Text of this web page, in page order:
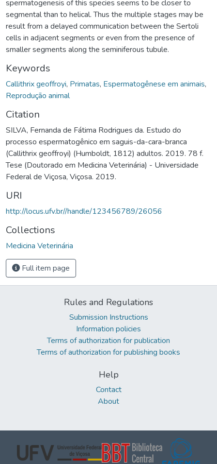
spermatogenesis of this species seems to be closer to
segmental than to helical. Thus the multiple stages may be
result from a delayed communication between the Sertoli
cells in adjacent segments or even from the presence of
smaller segments along the seminiferous tubule.
Keywords
Callithrix geoffroyi, Primatas, Espermatogênese em animais,
Reprodução animal
Citation
SILVA, Fernanda de Fátima Rodrigues da. Estudo do
processo espermatogênico em saguis-da-cara-branca
(Callithrix geoffroyi) (Humboldt, 1812) adultos. 2019. 78 f.
Tese (Doutorado em Medicina Veterinária) - Universidade
Federal de Viçosa, Viçosa. 2019.
URI
http://locus.ufv.br//handle/123456789/26056
Collections
Medicina Veterinária
Full item page
Rules and Regulations
Submission Instructions
Information policies
Terms of authorization for publication
Terms of authorization for publishing books
Help
Contact
About